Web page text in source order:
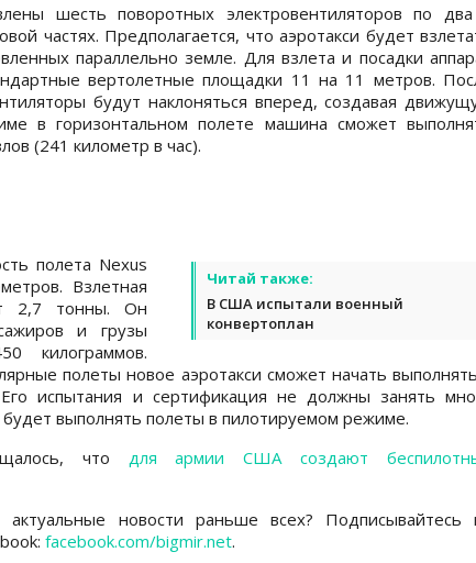
шесть поворотных электровентиляторов по
частях. Предполагается, что аэротакси будет
параллельно земле. Для взлета и посадки
вертолетные площадки 11 на 11 метров.
будут наклоняться вперед, создавая
в горизонтальном полете машина сможет
(241 километр в час).
Читай также:
В США испытали военный
конвертоплан
полета Nexus
Взлетная
2,7 тонны. Он
и грузы
килограммов.
полеты новое аэротакси сможет начать
испытания и сертификация не должны занять
выполнять полеты в пилотируемом режиме.
что для армии США создают
новости раньше всех? Подписывайтесь
facebook.com/bigmir.net.